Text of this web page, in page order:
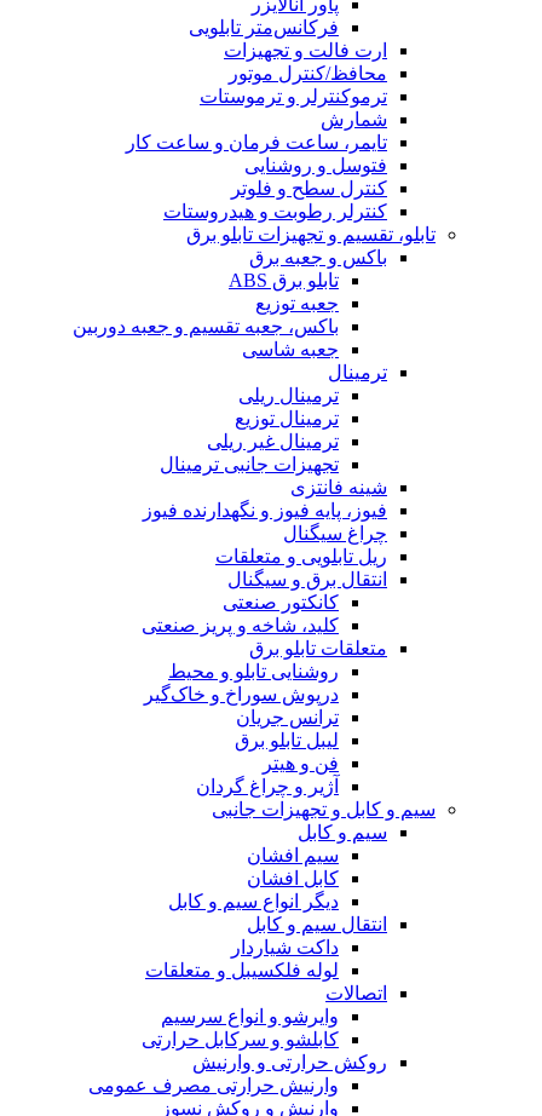
پاور آنالایزر
فرکانس‌متر تابلویی
ارت فالت و تجهیزات
محافظ/کنترل موتور
ترموکنترلر و ترموستات
شمارش
تایمر، ساعت فرمان و ساعت کار
فتوسل و روشنایی
کنترل سطح و فلوتر
کنترلر رطوبت و هیدروستات
تابلو، تقسیم و تجهیزات تابلو برق
باکس و جعبه برق
تابلو برق ABS
جعبه توزیع
باکس، جعبه تقسیم و جعبه دوربین
جعبه شاسی
ترمینال
ترمینال ریلی
ترمینال توزیع
ترمینال غیر ریلی
تجهیزات جانبی ترمینال
شینه فانتزی
فیوز، پایه فیوز و نگهدارنده فیوز
چراغ سیگنال
ریل تابلویی و متعلقات
انتقال برق و سیگنال
کانکتور صنعتی
کلید، شاخه و پریز صنعتی
متعلقات تابلو برق
روشنایی تابلو و محیط
درپوش سوراخ و خاک‌گیر
ترانس جریان
لیبل تابلو برق
فن و هیتر
آژیر و چراغ گردان
سیم و کابل و تجهیزات جانبی
سیم و کابل
سیم افشان
کابل افشان
دیگر انواع سیم و کابل
انتقال سیم و کابل
داکت شیاردار
لوله فلکسیبل و متعلقات
اتصالات
وایرشو و انواع سرسیم
کابلشو و سرکابل حرارتی
روکش حرارتی و وارنیش
وارنیش حرارتی مصرف عمومی
وارنیش و روکش نسوز